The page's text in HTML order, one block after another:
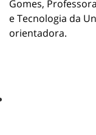
Gomes,
e Tecnologia da
orientadora.